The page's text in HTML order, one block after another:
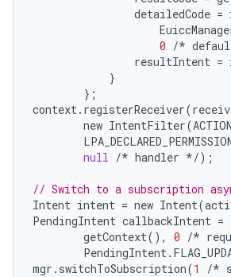
detailedCode =
0 /*
resultIntent =
}
};
context. registerReceiver(
new IntentFilter(
null /* handler */);
// Switch to a subscription
Intent intent = new Intent(
PendingIntent callbackIntent =
getContext(), 0 /*
PendingIntent.
mgr . switchToSubscription(1 /*